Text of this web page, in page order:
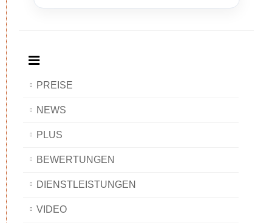
PREISE
NEWS
PLUS
BEWERTUNGEN
DIENSTLEISTUNGEN
VIDEO